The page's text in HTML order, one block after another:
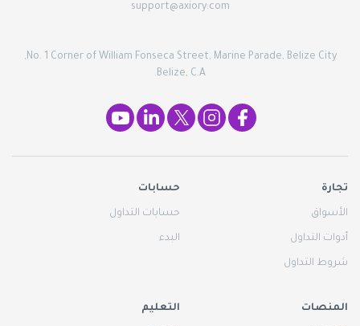
support@axiory.com
No. 1 Corner of William Fonseca Street, Marine Parade, Belize City,
Belize, C.A.
تجارة
الأسواق
أدوات التداول
شروط التداول
حسابات
حسابات التداول
البدء
المنصات التعليم